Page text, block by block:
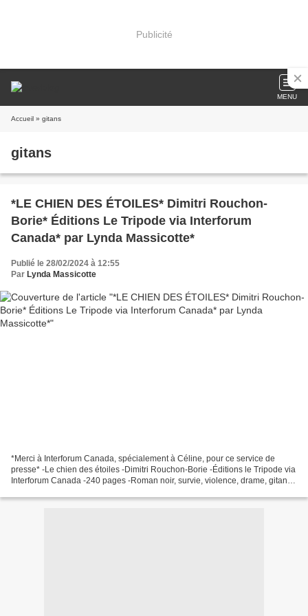
Publicité
MENU
Accueil » gitans
gitans
*LE CHIEN DES ÉTOILES* Dimitri Rouchon-
Borie* Éditions Le Tripode via Interforum
Canada* par Lynda Massicotte*
Publié le 28/02/2024 à 12:55
Par Lynda Massicotte
*Merci à Interforum Canada, spécialement à Céline, pour ce service de
presse* -Le chien des étoiles -Dimitri Rouchon-Borie -Éditions le Tripode via
Interforum Canada -240 pages -Roman noir, survie, violence, drame, gitans,